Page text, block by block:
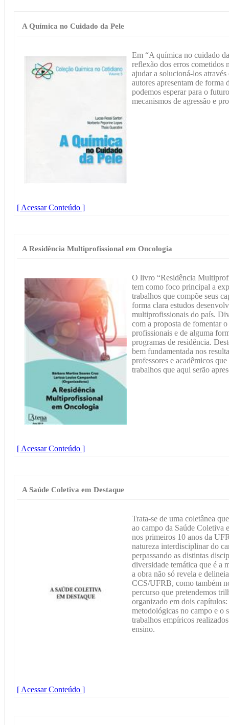
A Química no Cuidado da Pele
Em “A química no cuidado
reflexão dos erros cometidos
ajudar a solucioná-los
autores apresentam de forma
podemos esperar para o
mecanismos de agressão e
[ Acessar Conteúdo ]
A Residência Multiprofissional em Oncologia
O livro “Residência
tem como foco principal a
trabalhos que compõe seus
forma clara estudos
multiprofissionais do país.
com a proposta de fomentar
profissionais e de alguma
programas de residência.
bem fundamentada nos
professores e acadêmicos
trabalhos que aqui serão
[ Acessar Conteúdo ]
A Saúde Coletiva em Destaque
Trata-se de uma coletânea
ao campo da Saúde Coletiva
nos primeiros 10 anos da
natureza interdisciplinar do
perpassando as distintas
diversidade temática que é a
a obra não só revela e
CCS/UFRB, como também
percurso que pretendemos
organizado em dois
metodológicas no campo e o
trabalhos empíricos
ensino.
[ Acessar Conteúdo ]